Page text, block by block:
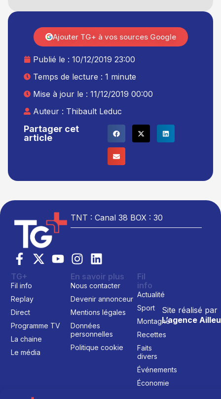
Partager cet
article
Publié le : 10/12/2019 23:00
Temps de lecture : 1 minute
Mise à jour le : 11/12/2019 00:00
Auteur : Thibault Leduc
Ajouter TG+ à vos sources Google
TNT : Canal 38 BOX : 30
Site réalisé par
L’agence
TG+
Fil info
Replay
Direct
Programme TV
La chaine
Le média
En savoir plus
Nous contacter
Devenir annonceur
Mentions légales
Données
personnelles
Politique cookie
Fil
info
Actualité
Sport
Montagne
Recettes
Faits
divers
Événements
Économie